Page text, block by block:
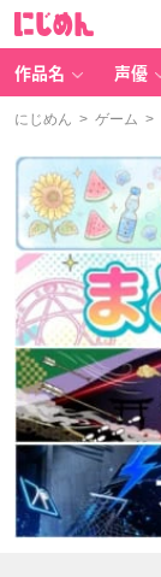
作品名 声優
にじめん > ゲーム >